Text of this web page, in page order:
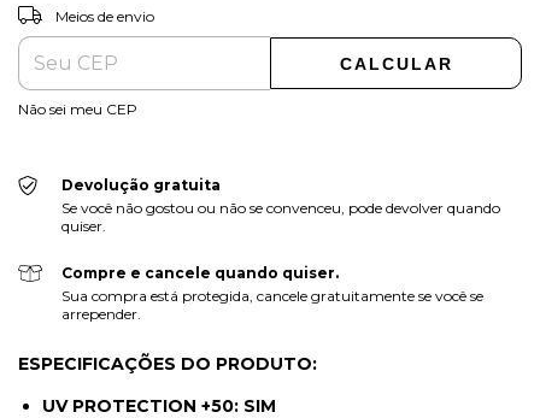
Entregas para o CEP:
Meios de envio
CALCULAR
Não sei meu CEP
Devolução gratuita
Se você não gostou ou não se convenceu, pode devolver quando
quiser.
Compre e cancele quando quiser.
Sua compra está protegida, cancele gratuitamente se você se
arrepender.
ESPECIFICAÇÕES DO PRODUTO:
UV PROTECTION +50: SIM